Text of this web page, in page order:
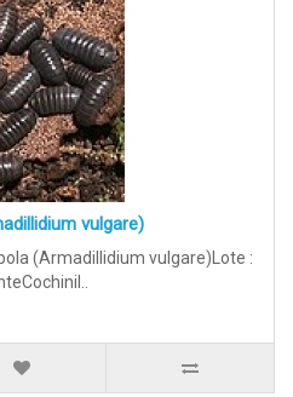
vulgare)
(Armadillidium vulgare)Lote :